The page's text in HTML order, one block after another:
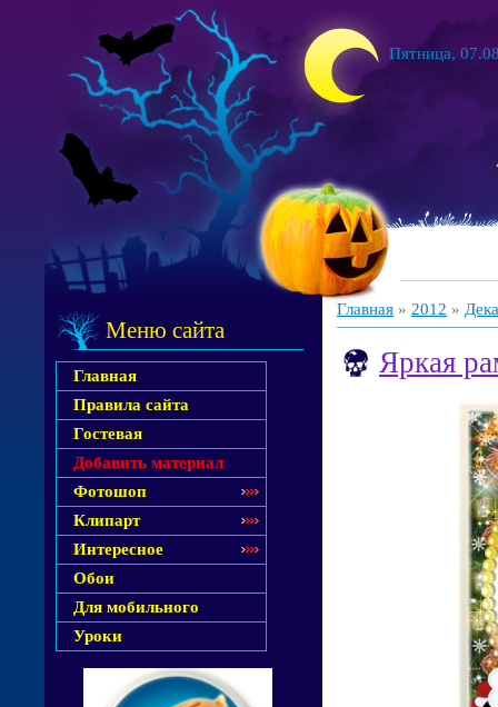
Пятница,
Меню сайта
Главная
Правила сайта
Гостевая
Добавить материал
Фотошоп
Клипарт
Интересное
Обои
Для мобильного
Уроки
Главная » 2012 »
Яркая